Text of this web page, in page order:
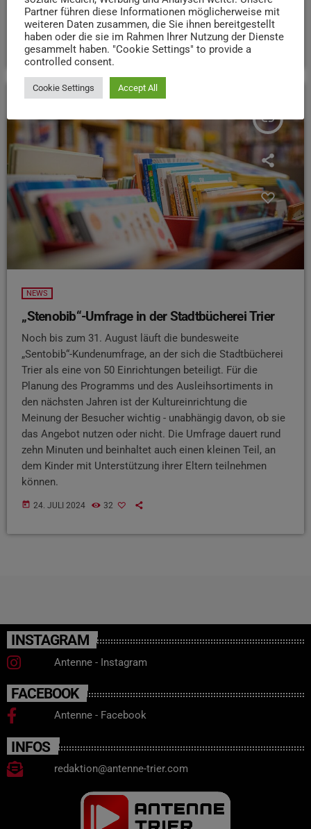
Wissenschaftliche Bibliothek und die Stadtbücherei.
today 28. MÄRZ 2025 43
insert_link
NEWS
„Stenobib“-Umfrage in der Stadtbücherei Trier
Noch bis zum 31. August läuft die bundesweite
„Sentobib“-Kundenumfrage, an der sich die Stadtbücherei
Trier als eine von 50 Einrichtungen beteiligt. Für die
Planung des Programms und des Ausleihsortiments in
den nächsten Jahren ist der Kultureinrichtung die
Meinung der Besucher wichtig - unabhängig davon, ob sie
das Angebot nutzen oder nicht. Die Umfrage dauert rund
zehn Minuten und beinhaltet auch einen kleinen Teil, an
dem Kinder mit Unterstützung ihrer Eltern teilnehmen
können.
today 24. JULI 2024 32
INSTAGRAM
Antenne - Instagram
FACEBOOK
Antenne - Facebook
INFOS
redaktion@antenne-trier.com
Partner führen diese Informationen möglicherweise mit
weiteren Daten zusammen, die Sie ihnen bereitgestellt
haben oder die sie im Rahmen Ihrer Nutzung der Dienste
gesammelt haben. "Cookie Settings" to provide a
controlled consent.
Cookie Settings Accept All